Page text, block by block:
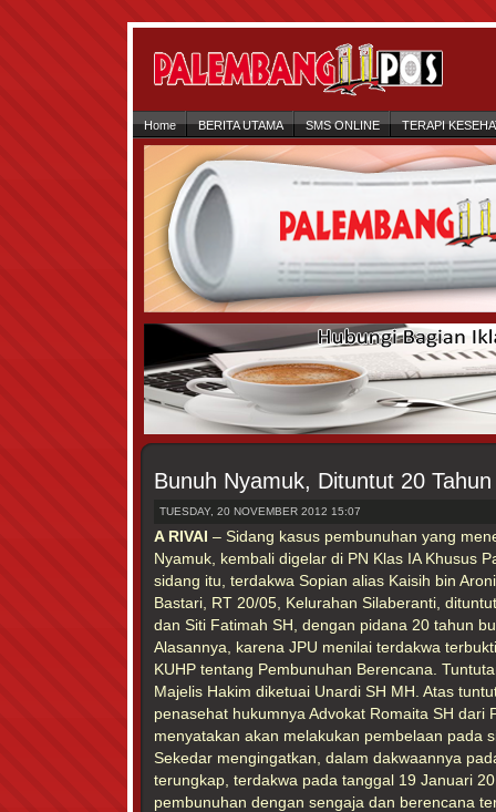
Home BERITA UTAMA SMS ONLINE TERAPI
Bunuh Nyamuk, Dituntut 20 Tahun
TUESDAY, 20 NOVEMBER 2012 15:07
A RIVAI – Sidang kasus pembunuhan yang
Nyamuk, kembali digelar di PN Klas IA Khusus
sidang itu, terdakwa Sopian alias Kaisih bin
Bastari, RT 20/05, Kelurahan Silaberanti,
dan Siti Fatimah SH, dengan pidana 20 tahun
Alasannya, karena JPU menilai terdakwa
KUHP tentang Pembunuhan Berencana.
Majelis Hakim diketuai Unardi SH MH. Atas
penasehat hukumnya Advokat Romaita SH dari
menyatakan akan melakukan pembelaan pada
Sekedar mengingatkan, dalam dakwaannya
terungkap, terdakwa pada tanggal 19 Januari
pembunuhan dengan sengaja dan berencana